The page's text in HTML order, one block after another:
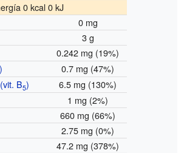
0 kcal 0 kJ
0 mg
3 g
0.242 mg (19%)
)
0.7 mg (47%)
B5)
6.5 mg (130%)
1 mg (2%)
660 mg (66%)
2.75 mg (0%)
47.2 mg (378%)